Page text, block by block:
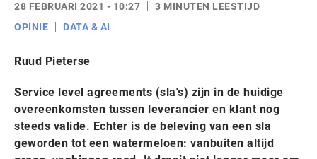
28 FEBRUARI 2021 - 10:27
3 MINUTEN LEESTIJD
OPINIE
DATA & AI
Ruud Pieterse
Service level agreements (sla's) zijn in de huidige
overeenkomsten tussen leverancier en klant nog
steeds valide. Echter is de beleving van een sla
geworden tot een watermeloen: vanbuiten altijd